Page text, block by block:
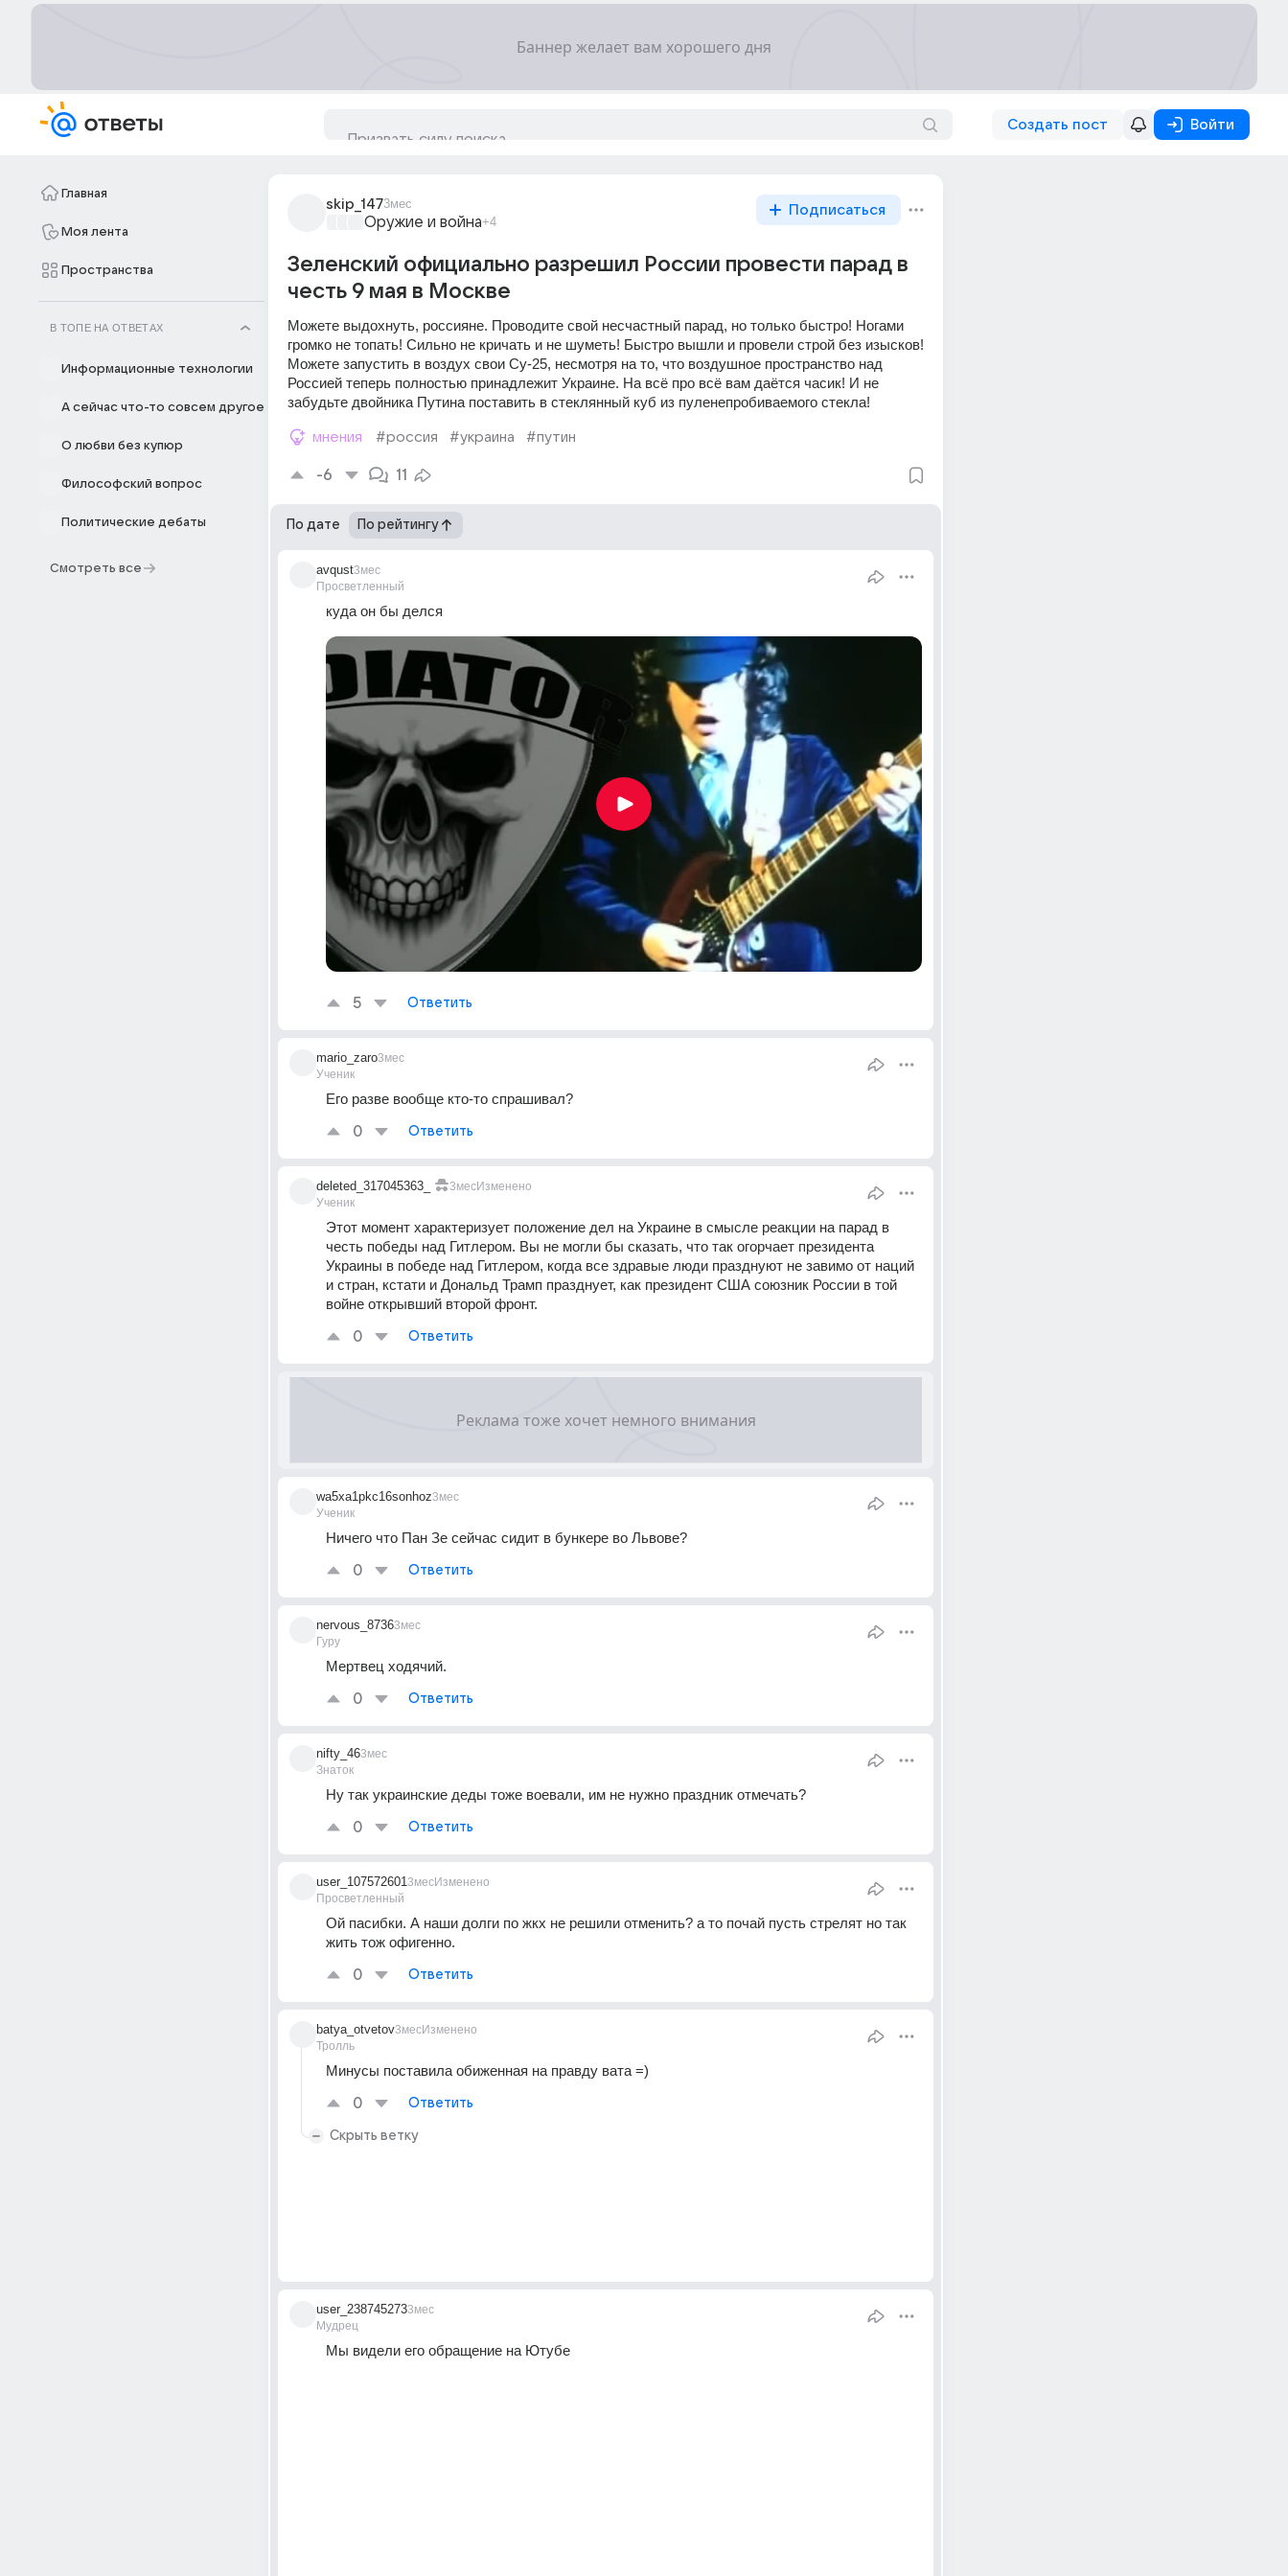
Создать пост Войти
Главная
Моя лента
Пространства
В ТОПЕ НА ОТВЕТАХ
Информационные технологии
А сейчас что-то совсем другое
О любви без купюр
Философский вопрос
Политические дебаты
Смотреть все
skip_1473мес
Оружие и война+4
Подписаться
Зеленский официально разрешил России провести парад в
честь 9 мая в Москве
Можете выдохнуть, россияне. Проводите свой несчастный парад, но только быстро! Ногами
громко не топать! Сильно не кричать и не шуметь! Быстро вышли и провели строй без изысков!
Можете запустить в воздух свои Су-25, несмотря на то, что воздушное пространство над
Россией теперь полностью принадлежит Украине. На всё про всё вам даётся часик! И не
забудьте двойника Путина поставить в стеклянный куб из пуленепробиваемого стекла!
мнения #россия #украина #путин
-6 11
По дате По рейтингу
avqust
Просветленный
3мес
куда он бы делся
5 Ответить
mario_zaro
Ученик
3мес
Его разве вообще кто-то спрашивал?
0 Ответить
deleted_317045363_
Ученик
3месИзменено
Этот момент характеризует положение дел на Украине в смысле реакции на парад в
честь победы над Гитлером. Вы не могли бы сказать, что так огорчает президента
Украины в победе над Гитлером, когда все здравые люди празднуют не завимо от наций
и стран, кстати и Дональд Трамп празднует, как президент США союзник России в той
войне открывший второй фронт.
0 Ответить
wa5xa1pkc16sonhoz
Ученик
3мес
Ничего что Пан Зе сейчас сидит в бункере во Львове?
0 Ответить
nervous_8736
Гуру
3мес
Мертвец ходячий.
0 Ответить
nifty_46
Знаток
3мес
Ну так украинские деды тоже воевали, им не нужно праздник отмечать?
0 Ответить
user_107572601
Просветленный
3месИзменено
Ой пасибки. А наши долги по жкх не решили отменить? а то почай пусть стрелят но так
жить тож офигенно.
0 Ответить
batya_otvetov
Тролль
3месИзменено
Минусы поставила обиженная на правду вата =)
0 Ответить
Скрыть ветку
user_238745273
Мудрец
3мес
Мы видели его обращение на Ютубе